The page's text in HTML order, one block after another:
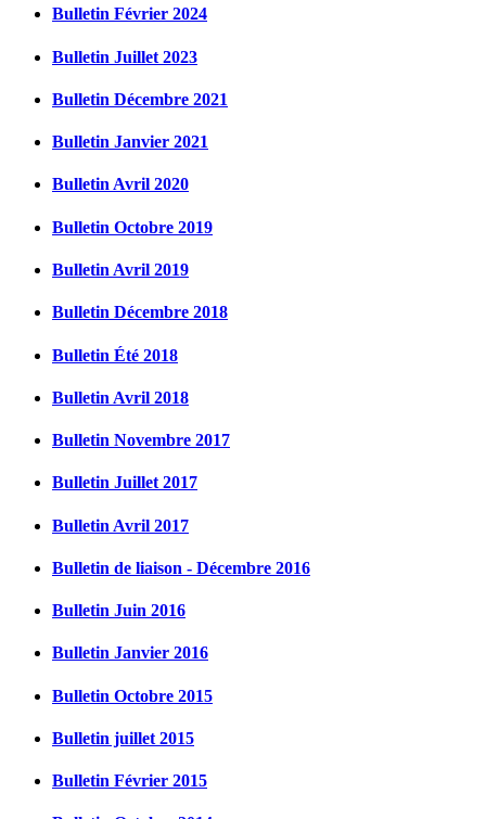
Bulletin Février 2024
Bulletin Juillet 2023
Bulletin Décembre 2021
Bulletin Janvier 2021
Bulletin Avril 2020
Bulletin Octobre 2019
Bulletin Avril 2019
Bulletin Décembre 2018
Bulletin Été 2018
Bulletin Avril 2018
Bulletin Novembre 2017
Bulletin Juillet 2017
Bulletin Avril 2017
Bulletin de liaison - Décembre 2016
Bulletin Juin 2016
Bulletin Janvier 2016
Bulletin Octobre 2015
Bulletin juillet 2015
Bulletin Février 2015